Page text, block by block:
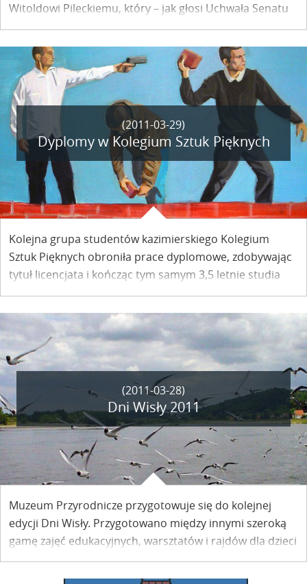
Witoldowi Pileckiemu, który – jak głosi Uchwała Senatu
RP z 2008 r. – powinien stać się dla Europy i świata
wzorem bohaterstwa oraz symbolem oporu przeciw
systemom totalitarnym.
(2011-03-29)
Dyplomy w Kolegium Sztuk Pięknych
Kolejna grupa studentów kazimierskiego Kolegium
Sztuk Pięknych obroniła prace dyplomowe, zdobywając
tytuł licencjata i kończąc tym samym 3,5 letnie studia
artystyczne w Kazimierzu.
(2011-03-28)
Dni Wisły 2011
Muzeum Przyrodnicze przygotowuje się do kolejnej
edycji Dni Wisły. Przygotowano między innymi szeroką
gamę zajęć edukacyjnych, warsztatów i rajdów dla dzieci
i młodzieży. Chcesz wziąć w nich udział – zapisz się już